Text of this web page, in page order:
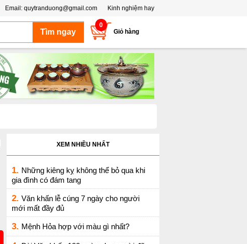
Email: quytranduong@gmail.com Kinh nghiệm hay
0
Giỏ hàng
XEM NHIỀU NHẤT
1. Những kiêng kỵ không thể bỏ qua khi
gia đình có đám tang
2. Văn khấn lễ cúng 7 ngày cho người
mới mất đầy đủ
3. Mệnh Hỏa hợp với màu gì nhất?